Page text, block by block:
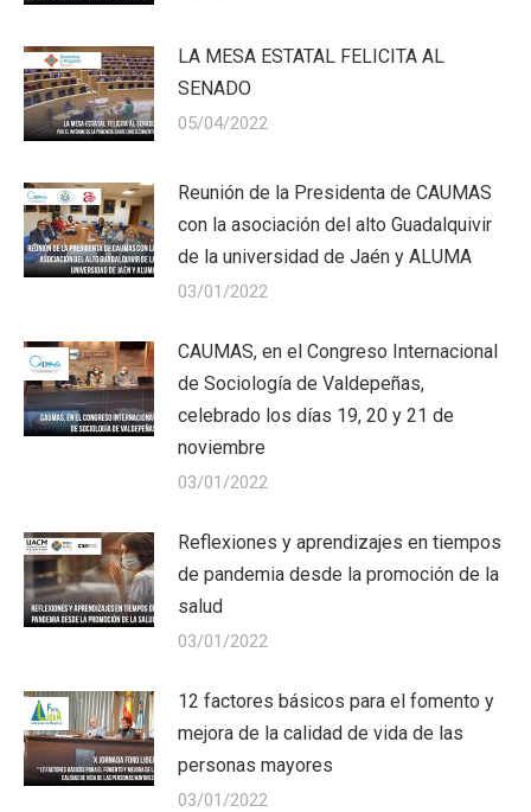
LA MESA ESTATAL FELICITA AL
SENADO
05/04/2022
Reunión de la Presidenta de CAUMAS
con la asociación del alto Guadalquivir
de la universidad de Jaén y ALUMA
03/01/2022
CAUMAS, en el Congreso Internacional
de Sociología de Valdepeñas,
celebrado los días 19, 20 y 21 de
noviembre
03/01/2022
Reflexiones y aprendizajes en tiempos
de pandemia desde la promoción de la
salud
03/01/2022
12 factores básicos para el fomento y
mejora de la calidad de vida de las
personas mayores
03/01/2022